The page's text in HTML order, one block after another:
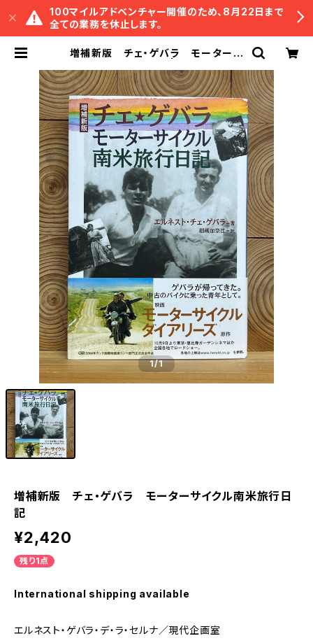
100マイルアドベンチャー開催のため、8月22日まで
全ての業務を休止します。
増補新版 チェ・ゲバラ モーターサ
店
1/1
増補新版 チェ・ゲバラ モーターサイクル南米旅行日
記
¥2,420
残り1点
International shipping available
エルネスト・ゲバラ・デ・ラ・セルナ／現代企画室